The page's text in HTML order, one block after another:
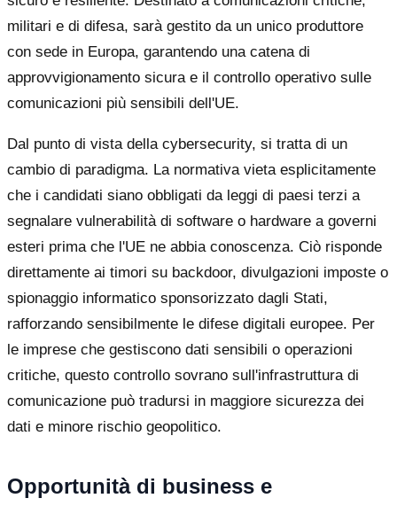
militari e di difesa, sarà gestito da un unico produttore
con sede in Europa, garantendo una catena di
approvvigionamento sicura e il controllo operativo sulle
comunicazioni più sensibili dell'UE.
Dal punto di vista della cybersecurity, si tratta di un
cambio di paradigma. La normativa vieta esplicitamente
che i candidati siano obbligati da leggi di paesi terzi a
segnalare vulnerabilità di software o hardware a governi
esteri prima che l'UE ne abbia conoscenza. Ciò risponde
direttamente ai timori su backdoor, divulgazioni imposte o
spionaggio informatico sponsorizzato dagli Stati,
rafforzando sensibilmente le difese digitali europee. Per
le imprese che gestiscono dati sensibili o operazioni
critiche, questo controllo sovrano sull'infrastruttura di
comunicazione può tradursi in maggiore sicurezza dei
dati e minore rischio geopolitico.
Opportunità di business e